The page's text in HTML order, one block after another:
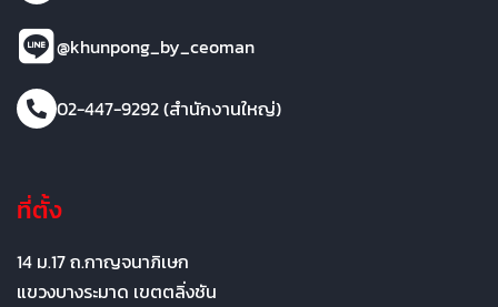
@khunpong_by_ceoman
02-447-9292 (สำนักงานใหญ่)
ที่ตั้ง
14 ม.17 ถ.กาญจนาภิเษก
แขวงบางระมาด เขตตลิ่งชัน